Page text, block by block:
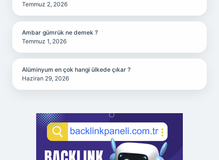
Temmuz 2, 2026
Ambar gümrük ne demek ?
Temmuz 1, 2026
Alüminyum en çok hangi ülkede çıkar ?
Haziran 29, 2026